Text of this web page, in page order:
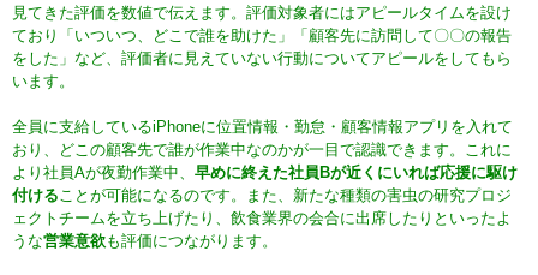
見てきた評価を数値で伝えます。評価対象者にはアピールタイムを設け
ており「いついつ、どこで誰を助けた」「顧客先に訪問して〇〇の報告
をした」など、評価者に見えていない行動についてアピールをしてもら
います。
全員に支給しているiPhoneに位置情報・勤怠・顧客情報アプリを入れて
おり、どこの顧客先で誰が作業中なのかが一目で認識できます。これに
より社員Aが夜勤作業中、 早めに終えた社員Bが近くにいれば応援に駆け
付ける ことが可能になるのです。また、新たな種類の害虫の研究プロジ
ェクトチームを立ち上げたり、飲食業界の会合に出席したりといったよ
うな営業意欲も評価につながります。